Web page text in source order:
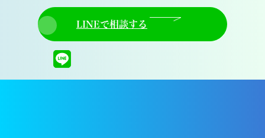
LINEで相談する